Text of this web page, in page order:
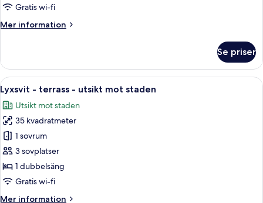
Gratis wi-fi
Mer information
Mer
Se priser
Öppna
alla
foton
för
Lyxsvit
-
terrass
-
Ett vardagsrum med en röd
8
Lyxsvit - terrass - utsikt mot staden
Utsikt mot staden
35 kvadratmeter
1 sovrum
3 sovplatser
1 dubbelsäng
Gratis wi-fi
Mer information
Mer